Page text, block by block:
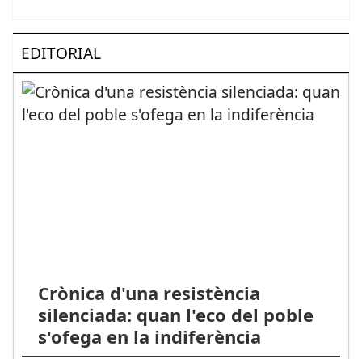
EDITORIAL
Crònica d'una resistència
silenciada: quan l'eco del poble
s'ofega en la indiferència